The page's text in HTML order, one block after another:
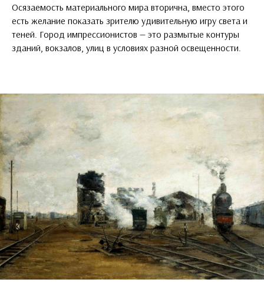
Осязаемость материального мира вторична, вместо этого
есть желание показать зрителю удивительную игру света и
теней. Город импрессионистов — это размытые контуры
зданий, вокзалов, улиц в условиях разной освещенности.